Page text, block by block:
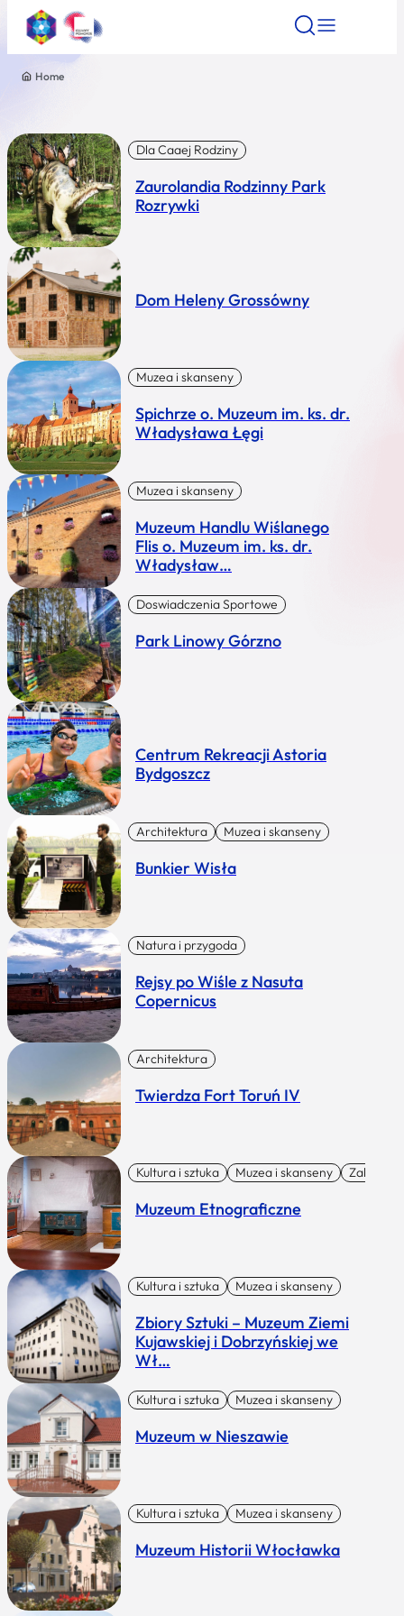
Nazwa atrakcji
Miasto
Kategoria
Home
Dla Caaej Rodziny
Zaurolandia Rodzinny Park
Rozrywki
Dom Heleny Grossówny
Muzea i skanseny
Spichrze o. Muzeum im. ks. dr.
Władysława Łęgi
Muzea i skanseny
Muzeum Handlu Wiślanego
Flis o. Muzeum im. ks. dr.
Władysław…
Doswiadczenia Sportowe
Park Linowy Górzno
Centrum Rekreacji Astoria
Bydgoszcz
Architektura Muzea i skanseny
Bunkier Wisła
Natura i przygoda
Rejsy po Wiśle z Nasuta
Copernicus
Architektura
Twierdza Fort Toruń IV
Kultura i sztuka Muzea i skanseny Zabytki I
Muzeum Etnograficzne
Kultura i sztuka Muzea i skanseny
Zbiory Sztuki – Muzeum Ziemi
Kujawskiej i Dobrzyńskiej we
Wł…
Kultura i sztuka Muzea i skanseny
Muzeum w Nieszawie
Kultura i sztuka Muzea i skanseny
Muzeum Historii Włocławka